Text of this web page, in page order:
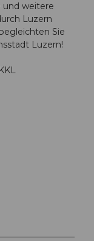
und weitere
Luzern
Sie
Luzern!